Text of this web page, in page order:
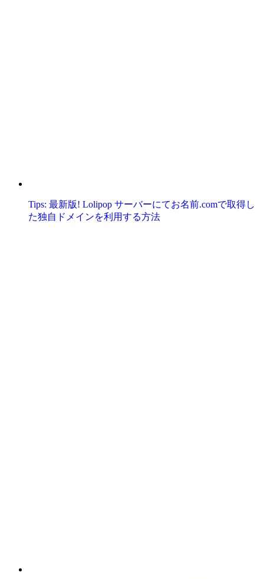
Tips: 最新版! Lolipop サーバーにてお名前.comで取得し
た独自ドメインを利用する方法